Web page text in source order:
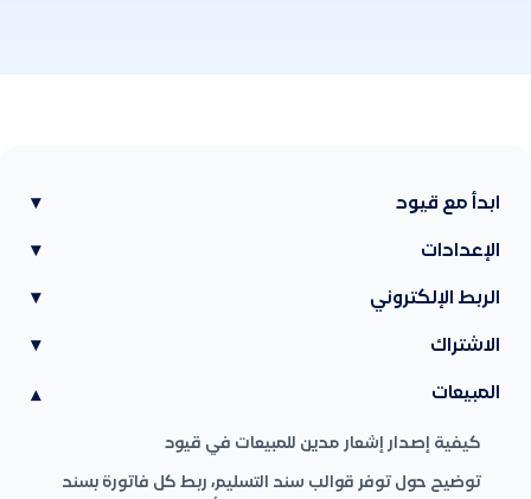
ابدأ مع قيود ▾
الإعدادات ▾
الربط الإلكتروني ▾
الاشتراك ▾
المبيعات ▾
كيفية إصدار إشعار مدين للمبيعات في قيود
توضيح حول توفر قوالب سند التسليم، ربط كل فاتورة بسند